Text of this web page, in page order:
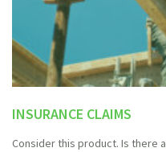
INSURANCE CLAIMS
Consider this product. Is there